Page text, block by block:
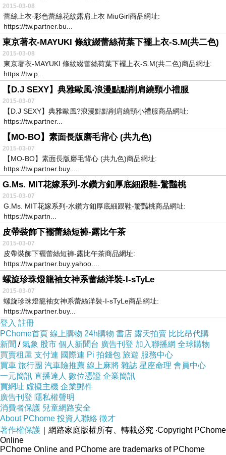
2015-03-08
蕾絲上衣-彩色蕾絲花紋露肩上衣 MiuGirl商品網址:
https://tw.partner.bu...
東京著衣-MAYUKI 條紋綴蕾絲荷葉下襬上衣-S.M(共二色)
2015-03-08
東京著衣-MAYUKI 條紋綴蕾絲荷葉下襬上衣-S.M(共二色)商品網址:
https://tw.p...
【D.J SEXY】典雅歐風‧浪漫點點削肩繞頸小禮服
2015-03-07
【D.J SEXY】典雅歐風?浪漫點點削肩繞頸小禮服商品網址:
https://tw.partner...
【MO-BO】素面長版磨毛背心 (共九色)
2015-03-07
【MO-BO】素面長版磨毛背心 (共九色)商品網址:
https://tw.partner.buy....
G.Ms. MIT花嫁系列-水鑽方釦厚底細跟鞋-驚豔桃
2015-03-07
G.Ms. MIT花嫁系列-水鑽方釦厚底細跟鞋-驚豔桃商品網址:
https://tw.partn...
皮帶裝飾下襬蕾絲短褲-露比午茶
2015-03-07
皮帶裝飾下襬蕾絲短褲-露比午茶商品網址:
https://tw.partner.buy.yahoo....
螺旋珍珠燈籠袖女神系蕾絲洋裝-I-sTyLe
2015-03-07
螺旋珍珠燈籠袖女神系蕾絲洋裝-I-sTyLe商品網址:
https://tw.partner.buy...
登入 註冊
PChome首頁 線上購物 24h購物 書店 露天拍賣 比比昂代購
新聞 /氣象 股市 個人新聞台 廣告刊登 加入聯播網 全球購物
買賣租屋 支付連 國際連 Pi 拍錢包 旅遊 服務中心
買車 旅行團 汽車險推薦 線上麻將 雜誌 星座命理 會員中心
一元簡訊 直播達人 數位憑證 企業簡訊
買網址 虛擬主機 企業郵件
廣告刊登 隱私權聲明
消費者保護 兒童網路安全
About PChome 投資人聯絡 徵才
著作權保護 ｜網路家庭版權所有、轉載必究 ‧Copyright PChome
Online
PChome Online and PChome are trademarks of PChome